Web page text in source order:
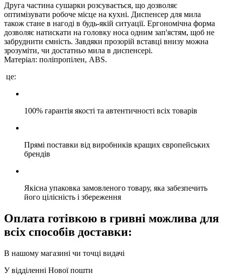
Друга частина сушарки розсувається, що дозволяє
оптимізувати робоче місце на кухні. Диспенсер для мила
також стане в нагоді в будь-якій ситуації. Ергономічна форма
дозволяє натискати на головку носа одним зап'ястям, щоб не
забруднити ємність. Завдяки прозорій вставці внизу можна
зрозуміти, чи достатньо мила в диспенсері.
Матеріал: поліпропілен, ABS.
це:
100% гарантія якості та автентичності всіх товарів
Прямі поставки від виробників кращих європейських
брендів
Якісна упаковка замовленого товару, яка забезпечить
його цілісність і збереження
Оплата готівкою в гривні можлива для
всіх способів доставки:
В нашому магазині чи точці видачі
У відділенні Нової пошти